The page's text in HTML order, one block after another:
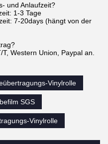
und Anlaufzeit?
1-3 Tage
7-20days (hängt von der
Western Union, Paypal an.
Vinylrolle
SGS
Vinylrolle